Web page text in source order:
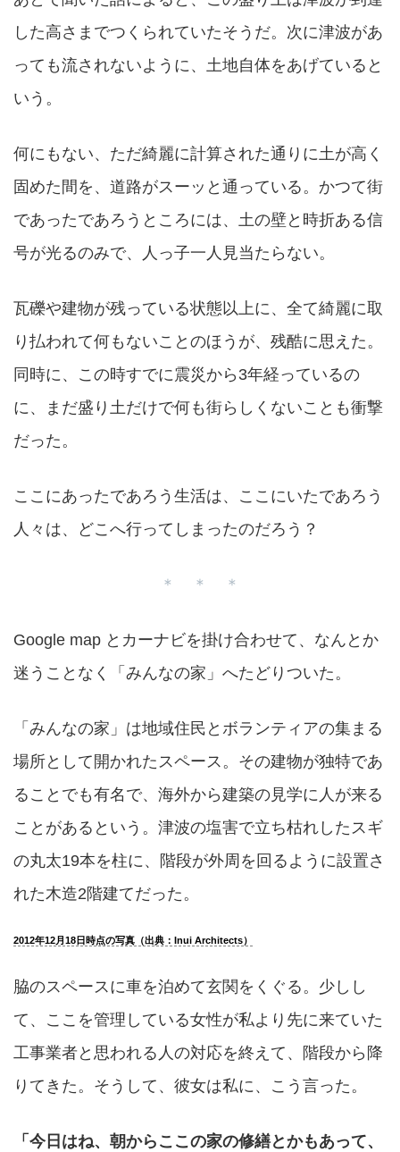
した高さまでつくられていたそうだ。次に津波があ
っても流されないように、土地自体をあげていると
いう。
何にもない、ただ綺麗に計算された通りに土が高く
固めた間を、道路がスーッと通っている。かつて街
であったであろうところには、土の壁と時折ある信
号が光るのみで、人っ子一人見当たらない。
瓦礫や建物が残っている状態以上に、全て綺麗に取
り払われて何もないことのほうが、残酷に思えた。
同時に、この時すでに震災から3年経っているの
に、まだ盛り土だけで何も街らしくないことも衝撃
だった。
ここにあったであろう生活は、ここにいたであろう
人々は、どこへ行ってしまったのだろう？
＊ ＊ ＊
Google map とカーナビを掛け合わせて、なんとか
迷うことなく「みんなの家」へたどりついた。
「みんなの家」は地域住民とボランティアの集まる
場所として開かれたスペース。その建物が独特であ
ることでも有名で、海外から建築の見学に人が来る
ことがあるという。津波の塩害で立ち枯れしたスギ
の丸太19本を柱に、階段が外周を回るように設置さ
れた木造2階建てだった。
2012年12月18日時点の写真（出典：Inui Architects）
脇のスペースに車を泊めて玄関をくぐる。少しし
て、ここを管理している女性が私より先に来ていた
工事業者と思われる人の対応を終えて、階段から降
りてきた。そうして、彼女は私に、こう言った。
「今日はね、朝からここの家の修繕とかもあって、